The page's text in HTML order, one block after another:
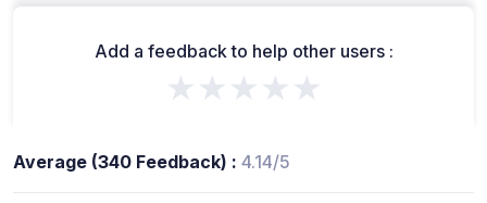
Add a feedback to help other users :
★★★★★
Average (340 Feedback) : 4.14/5